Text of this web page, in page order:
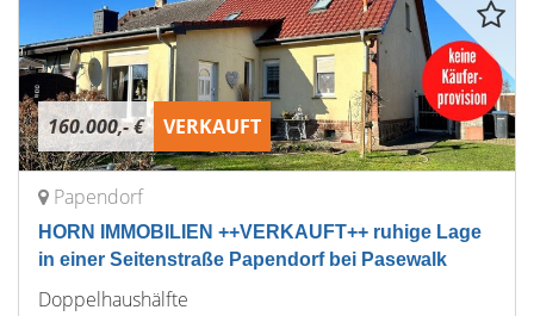
160.000,- € VERKAUFT
Papendorf
HORN IMMOBILIEN ++VERKAUFT++ ruhige Lage
in einer Seitenstraße Papendorf bei Pasewalk
Doppelhaushälfte